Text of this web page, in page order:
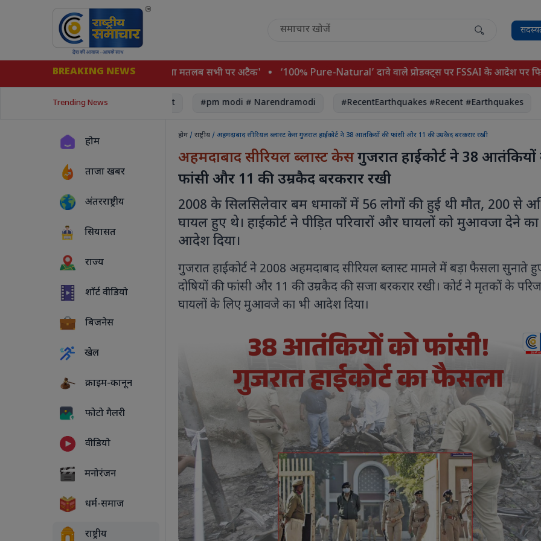
BREAKING NEWS
समझौते पर किए हस्ताक्षर, 'एक पर हमला मतलब सभी पर अटैक' ‘100% Pure-Natural’ दावे वाले प्रोडक्ट्स पर FSSAI के आदेश पर
Trending News
#court, Supreme court #pm modi # Narendramodi #RecentEarthquakes #Recent #Earthquakes
होम
ताजा खबर
अंतरराष्ट्रीय
सियासत
राज्य
शॉर्ट वीडियो
बिजनेस
खेल
क्राइम-कानून
फोटो गैलरी
वीडियो
मनोरंजन
धर्म-समाज
राष्ट्रीय
होम /राष्ट्रीय / अहमदाबाद सीरियल ब्लास्ट केस गुजरात हाईकोर्ट ने 38 आतंकियों की फांसी और 11 की उम्रकैद बरकरार रखी
अहमदाबाद सीरियल ब्लास्ट केसगुजरात हाईकोर्ट ने 38 आतंकियों
फांसी और 11 की उम्रकैद बरकरार रखी
2008 के सिलसिलेवार बम धमाकों में 56 लोगों की हुई थी मौत, 200 से
घायल हुए थे। हाईकोर्ट ने पीड़ित परिवारों और घायलों को मुआवजा देने
आदेश दिया।
गुजरात हाईकोर्ट ने 2008 अहमदाबाद सीरियल ब्लास्ट मामले में बड़ा फैसला सुनाते
दोषियों की फांसी और 11 की उम्रकैद की सजा बरकरार रखी। कोर्ट ने मृतकों के
घायलों के लिए मुआवजे का भी आदेश दिया।
9 PHOTOS 8 PHOTOS